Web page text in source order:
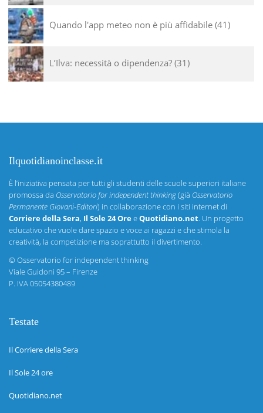
Quando l'app meteo non è più affidabile 41
L’Ilva: necessità o dipendenza? 31
Ilquotidianoinclasse.it
È l’iniziativa pensata per tutti gli studenti delle scuole superiori italiane
promossa da Osservatorio for independent thinking(già Osservatorio
Permanente Giovani-Editori) in collaborazione con i siti internet di
Corriere della Sera, Il Sole 24 OreeQuotidiano.net. Un progetto
educativo che vuole dare spazio e voce ai ragazzi e che stimola la
creatività, la competizione ma soprattutto il divertimento.
©Osservatorio for independent thinking
Viale Guidoni 95 – Firenze
P. IVA 05054380489
Testate
Il Corriere della Sera
Il Sole 24 ore
Quotidiano.net